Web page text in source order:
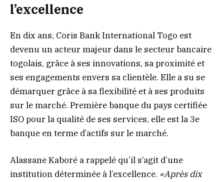
l’excellence
En dix ans, Coris Bank International Togo est
devenu un acteur majeur dans le secteur bancaire
togolais, grâce à ses innovations, sa proximité et
ses engagements envers sa clientèle. Elle a su se
démarquer grâce à sa flexibilité et à ses produits
sur le marché. Première banque du pays certifiée
ISO pour la qualité de ses services, elle est la 3e
banque en terme d’actifs sur le marché.
Alassane Kaboré a rappelé qu’il s’agit d’une
institution déterminée à l’excellence. «Après dix